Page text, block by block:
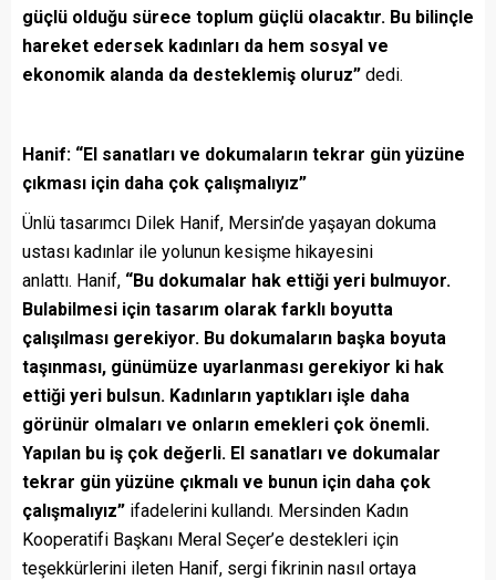
güçlü olduğu sürece toplum güçlü olacaktır. Bu bilinçle
hareket edersek kadınları da hem sosyal ve
ekonomik alanda da desteklemiş oluruz” dedi.
Hanif: “El sanatları ve dokumaların tekrar gün yüzüne
çıkması için daha çok çalışmalıyız”
Ünlü tasarımcı Dilek Hanif, Mersin’de yaşayan dokuma
ustası kadınlar ile yolunun kesişme hikayesini
anlattı. Hanif, “Bu dokumalar hak ettiği yeri bulmuyor.
Bulabilmesi için tasarım olarak farklı boyutta
çalışılması gerekiyor. Bu dokumaların başka boyuta
taşınması, günümüze uyarlanması gerekiyor ki hak
ettiği yeri bulsun. Kadınların yaptıkları işle daha
görünür olmaları ve onların emekleri çok önemli.
Yapılan bu iş çok değerli. El sanatları ve dokumalar
tekrar gün yüzüne çıkmalı ve bunun için daha çok
çalışmalıyız” ifadelerini kullandı. Mersinden Kadın
Kooperatifi Başkanı Meral Seçer’e destekleri için
teşekkürlerini ileten Hanif, sergi fikrinin nasıl ortaya